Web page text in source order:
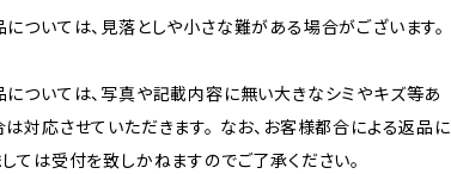
ついては、見落としや小さな難がある場合がございます。
ついては、写真や記載内容に無い大きなシミやキズ等あ
対応させていただきます。 なお、お客様都合による返品に
ては受付を致しかねますのでご了承ください。